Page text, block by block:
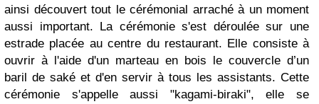
ainsi découvert tout le cérémonial arraché à un moment
aussi important. La cérémonie s'est déroulée sur une
estrade placée au centre du restaurant. Elle consiste à
ouvrir à l'aide d'un marteau en bois le couvercle d’un
baril de saké et d'en servir à tous les assistants. Cette
cérémonie s'appelle aussi "kagami-biraki", elle se